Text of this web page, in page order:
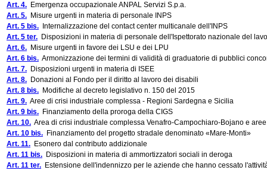
Art. 4. Emergenza occupazionale ANPAL Servizi S.p.a.
Art. 5. Misure urgenti in materia di personale INPS
Art. 5 bis. Internalizzazione del contact center multicanale dell'INPS
Art. 5 ter. Disposizioni in materia di personale dell'Ispettorato nazionale del
Art. 6. Misure urgenti in favore dei LSU e dei LPU
Art. 6 bis. Armonizzazione dei termini di validità di graduatorie di pubblici
Art. 7. Disposizioni urgenti in materia di ISEE
Art. 8. Donazioni al Fondo per il diritto al lavoro dei disabili
Art. 8 bis. Modifiche al decreto legislativo n. 150 del 2015
Art. 9. Aree di crisi industriale complessa - Regioni Sardegna e Sicilia
Art. 9 bis. Finanziamento della proroga della CIGS
Art. 10. Area di crisi industriale complessa Venafro-Campochiaro-Bojano e
Art. 10 bis. Finanziamento del progetto stradale denominato «Mare-Monti»
Art. 11. Esonero dal contributo addizionale
Art. 11 bis. Disposizioni in materia di ammortizzatori sociali in deroga
Art. 11 ter. Estensione dell'indennizzo per le aziende che hanno cessato